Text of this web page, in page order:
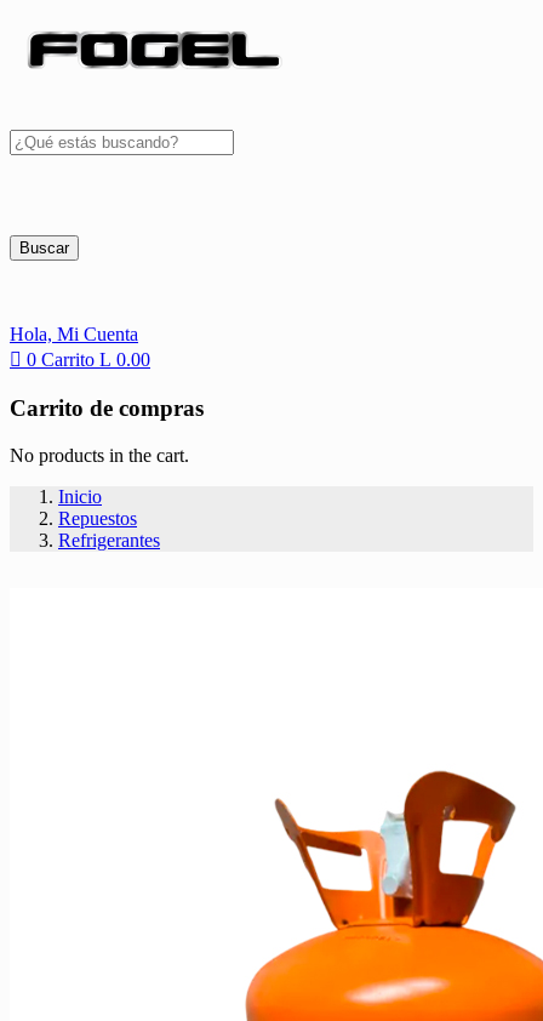
Buscar
Hola, Mi Cuenta
0 Carrito L 0.00
Carrito de compras
No products in the cart.
Inicio
Repuestos
Refrigerantes